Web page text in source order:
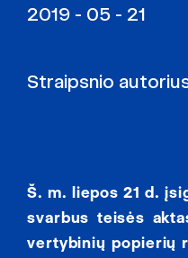
2019 - 05 - 21
Straipsnio
Š. m. liepos 21 d.
svarbus teisės
vertybinių popierių